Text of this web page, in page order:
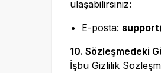
ulaşabilirsiniz:
E-posta:
10. Sözleşmedeki
İşbu Gizlilik